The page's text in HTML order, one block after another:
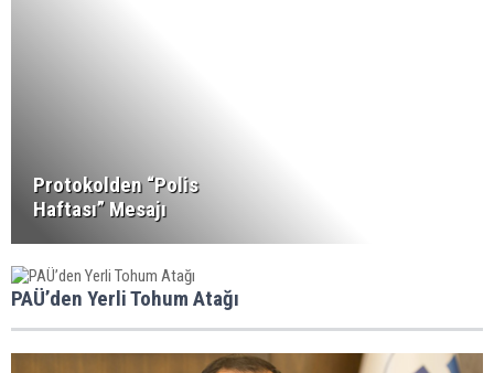
Protokolden “Polis
Haftası” Mesajı
PAÜ’den Yerli Tohum Atağı